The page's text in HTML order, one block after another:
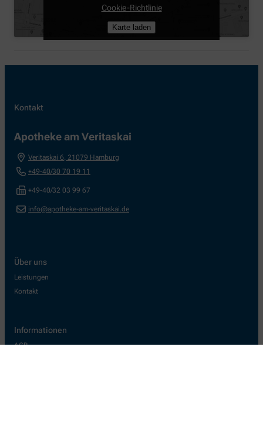
Cookie-Richtlinie
Karte laden
Kontakt
Apotheke am Veritaskai
Veritaskai 6, 21079 Hamburg
+49-40/30 70 19 11
+49-40/32 03 99 67
info@apotheke-am-veritaskai.de
Über uns
Leistungen
Kontakt
Informationen
AGB